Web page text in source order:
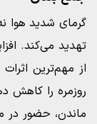
گرمای شدید هوا
تهدید می‌کند.
از مهم‌ترین
روزمره را کاهش
ماندن، حضور